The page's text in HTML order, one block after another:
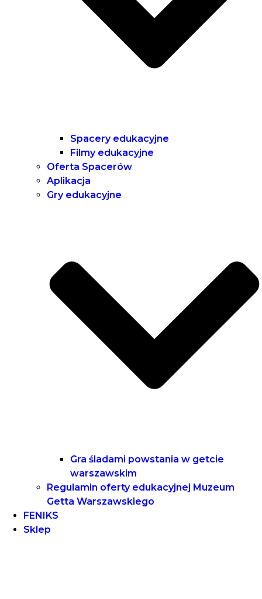
Spacery edukacyjne
Filmy edukacyjne
Oferta Spacerów
Aplikacja
Gry edukacyjne
Gra śladami powstania w getcie
warszawskim
Regulamin oferty edukacyjnej Muzeum
Getta Warszawskiego
FENIKS
Sklep